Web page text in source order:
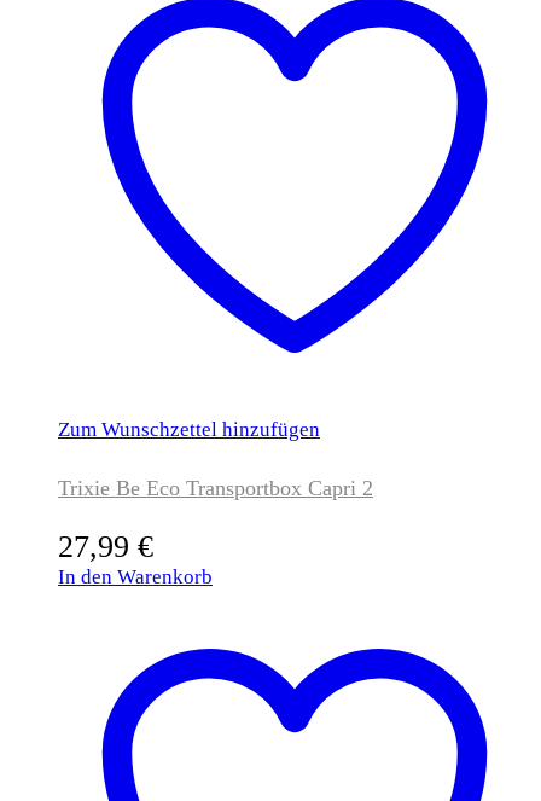
Zum Wunschzettel hinzufügen
Trixie Be Eco Transportbox Capri 2
27,99 €
In den Warenkorb